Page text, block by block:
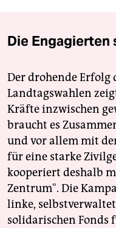
Die Engagierten
Der drohende Erfolg
Landtagswahlen
Kräfte inzwischen
braucht es
und vor allem mit
für eine starke
kooperiert deshalb
Zentrum". Die
linke,
solidarischen Fonds